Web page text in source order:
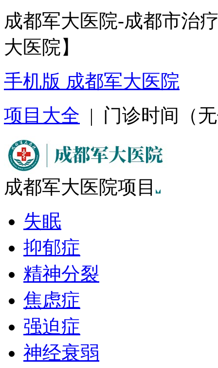
成都军大医院-成都市治
大医院】
手机版 成都军大医院
项目大全 | 门诊时间（
成都军大医院项目
失眠
抑郁症
精神分裂
焦虑症
强迫症
神经衰弱